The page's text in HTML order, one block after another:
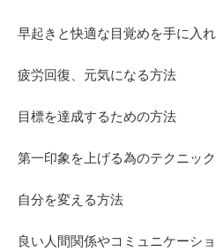
早起きと快適な目覚めを手に入
疲労回復、元気になる方法
目標を達成するための方法
第一印象を上げる為のテクニック
自分を変える方法
良い人間関係やコミュニケーシ